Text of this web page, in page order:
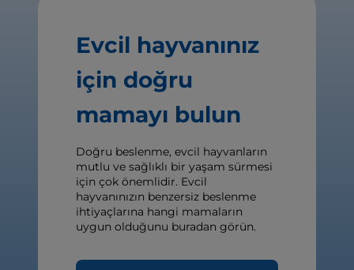
Evcil hayvanınız
için doğru
mamayı bulun
Doğru beslenme, evcil hayvanların
mutlu ve sağlıklı bir yaşam sürmesi
için çok önemlidir. Evcil
hayvanınızın benzersiz beslenme
ihtiyaçlarına hangi mamaların
uygun olduğunu buradan görün.